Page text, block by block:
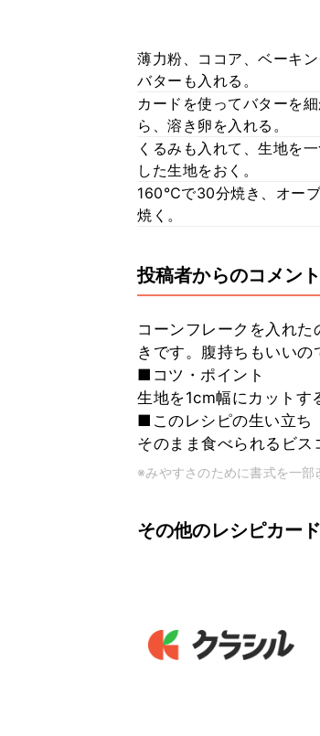
薄力粉、ココア、ベーキ
バターも入れる。
カードを使ってバターを
ら、溶き卵を入れる。
くるみも入れて、生地を
した生地をおく。
160℃で30分焼き、オー
焼く。
投稿者からのコメント
コーンフレークを入れ
きです。腹持ちもいいの
■コツ・ポイント
生地を1cm幅にカットす
■このレシピの生い立ち
そのまま食べられるビス
※みやすさのために書式を一部
その他のレシピカード